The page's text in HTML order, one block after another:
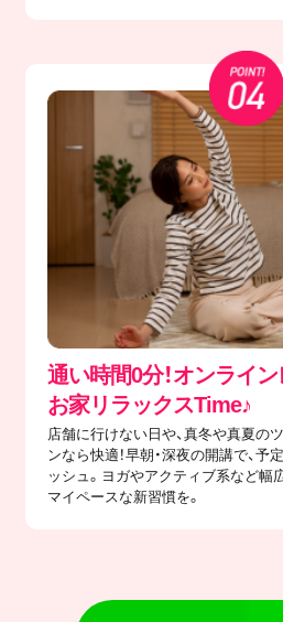
通い時間0分！オンライ
​お家リラックスTime♪
店舗に行けない日や、真冬や真夏の
ンなら快適！早朝・深夜の開講で、
ッシュ。ヨガやアクティブ系など幅
マイペースな新習慣を。